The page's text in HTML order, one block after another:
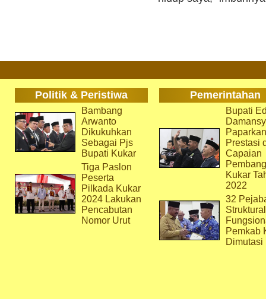
Politik & Peristiwa Pemerintahan
Bambang
Arwanto
Dikukuhkan
Sebagai Pjs
Bupati Kukar
Tiga Paslon
Peserta
Pilkada Kukar
2024 Lakukan
Pencabutan
Nomor Urut
Bupati
Paparkan
Prestasi
Capaian
Kukar
2022
32
Pemkab
Dimutasi